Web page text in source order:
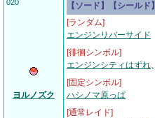
020
ヨルノズク
【ソード】【シールド】
[ランダム]
エンジンリバーサイド
[徘徊シンボル]
エンジンシティはずれ、
[固定シンボル]
ハシノマ原っぱ
[通常レイド]